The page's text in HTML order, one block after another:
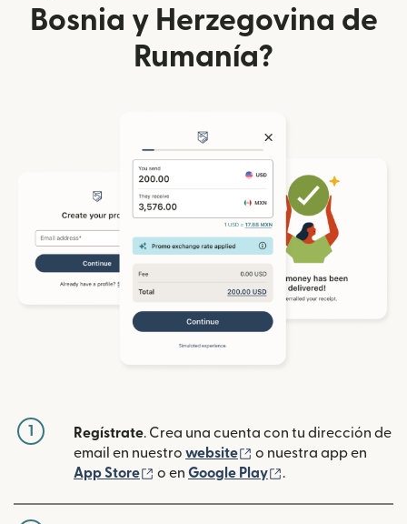
Bosnia y Herzegovina de
Rumanía?
1 Regístrate. Crea una cuenta con tu dirección de
email en nuestro website (se abre en una
o nuestra app en
App Store
(se abre en una ventana nueva)
o en Google Play .